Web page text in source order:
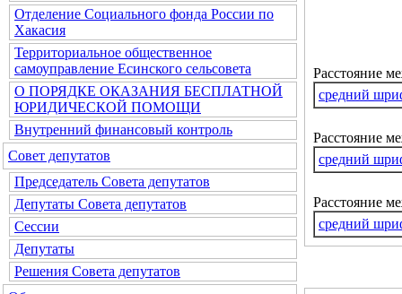
Отделение Социального фонда России по
Хакасия
Территориальное общественное
самоуправление Есинского сельсовета
О ПОРЯДКЕ ОКАЗАНИЯ БЕСПЛАТНОЙ
ЮРИДИЧЕСКОЙ ПОМОЩИ
Внутренний финансовый контроль
Совет депутатов
Председатель Совета депутатов
Депутаты Совета депутатов
Сессии
Депутаты
Решения Совета депутатов
Расстояние
средний
Расстояние
средний
Расстояние
средний